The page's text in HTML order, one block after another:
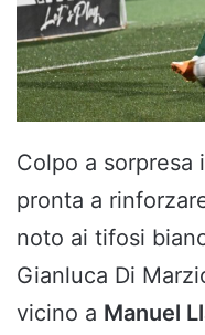
Colpo a sorpresa
pronta a
noto ai tifosi
Gianluca Di
vicino a Manuel